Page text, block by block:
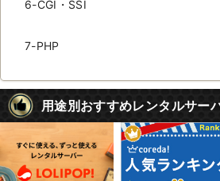
6-CGI・SSI
7-PHP
用途別おすすめレンタルサー